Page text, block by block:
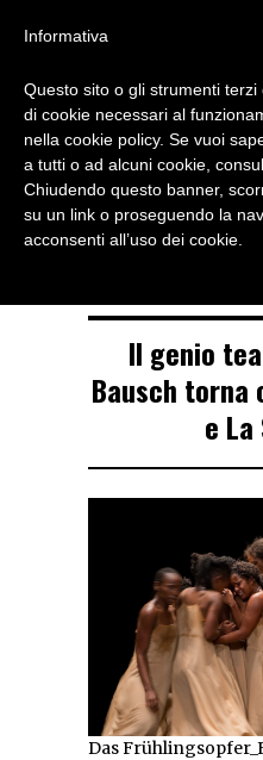
NOTIZIE DI DANZA IN ITALIA
TAG
La
Il genio
Bausch torna
e
Das
Informativa
Questo sito o gli strumenti
di cookie necessari al
nella cookie policy. Se vuoi
a tutti o ad alcuni cookie,
Chiudendo questo banner,
su un link o proseguendo la
acconsenti all’uso dei cookie.